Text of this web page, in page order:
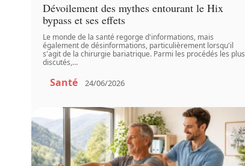
Dévoilement des mythes entourant le Hix
bypass et ses effets
Le monde de la santé regorge d'informations, mais
également de désinformations, particulièrement lorsqu'il
s'agit de la chirurgie bariatrique. Parmi les procédés les plus
discutés,…
Santé 24/06/2026